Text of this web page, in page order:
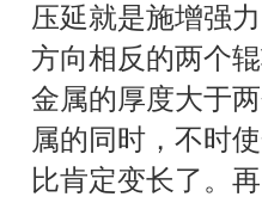
压延就是施增强
方向相反的两个
金属的厚度大于
属的同时，不时
比肯定变长了。